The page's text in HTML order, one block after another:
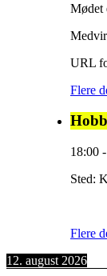
Mødet
URL
Flere
18:00 -
Sted:
Flere
12. august 2026